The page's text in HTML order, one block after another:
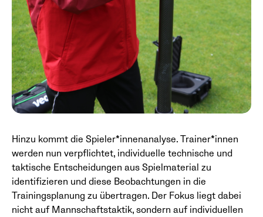
Hinzu kommt die Spieler*innenanalyse. Trainer*innen
werden nun verpflichtet, individuelle technische und
taktische Entscheidungen aus Spielmaterial zu
identifizieren und diese Beobachtungen in die
Trainingsplanung zu übertragen. Der Fokus liegt dabei
nicht auf Mannschaftstaktik, sondern auf individuellen